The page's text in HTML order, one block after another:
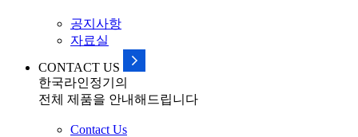
공지사항
자료실
CONTACT US
한국라인정기의
전체 제품을 안내해드립니다
Contact Us